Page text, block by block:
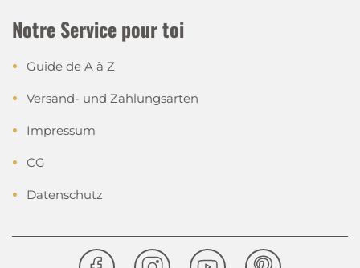
Notre Service pour toi
Guide de A à Z
Versand- und Zahlungsarten
Impressum
CG
Datenschutz